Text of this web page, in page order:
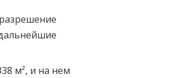
м², и на нем